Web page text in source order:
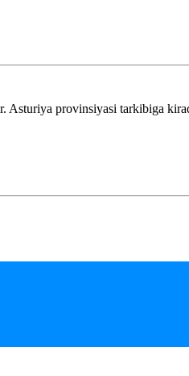
Asturiya provinsiyasi tarkibiga